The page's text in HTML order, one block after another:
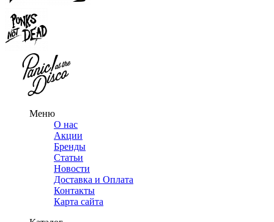
Меню
О нас
Акции
Бренды
Статьи
Новости
Доставка и Оплата
Контакты
Карта сайта